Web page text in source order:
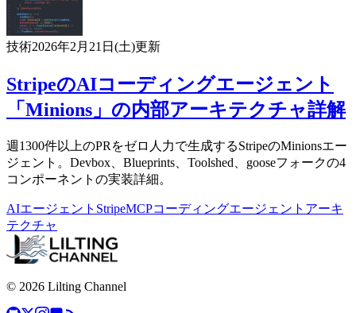
技術2026年2月21日(土)更新
StripeのAIコーディングエージェント
「Minions」の内部アーキテクチャ詳解
週1300件以上のPRをゼロ人力で生成するStripeのMinionsエー
ジェント。Devbox、Blueprints、Toolshed、gooseフォークの4
コンポーネントの実装詳細。
AIエージェント StripeMCPコーディングエージェント アーキ
テクチャ
© 2026 Lilting Channel